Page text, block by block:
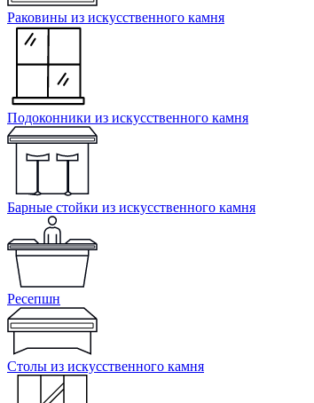
Раковины из искусственного камня
Подоконники из искусственного камня
Барные стойки из искусственного камня
Ресепшн
Cтолы из искусственного камня